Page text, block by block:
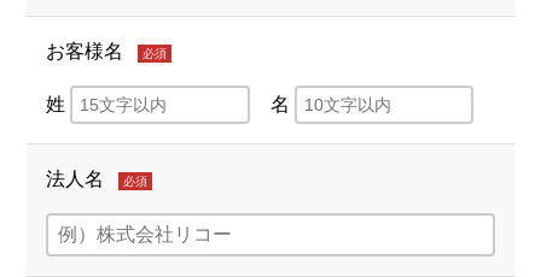
お客様名 必須
姓 名
法人名 必須